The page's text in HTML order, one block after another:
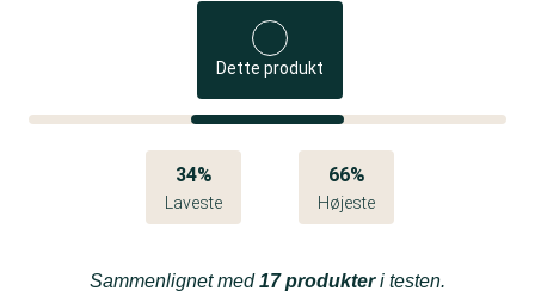
Dette produkt
34%
Laveste
66%
Højeste
Sammenlignet med17 produkteri testen.